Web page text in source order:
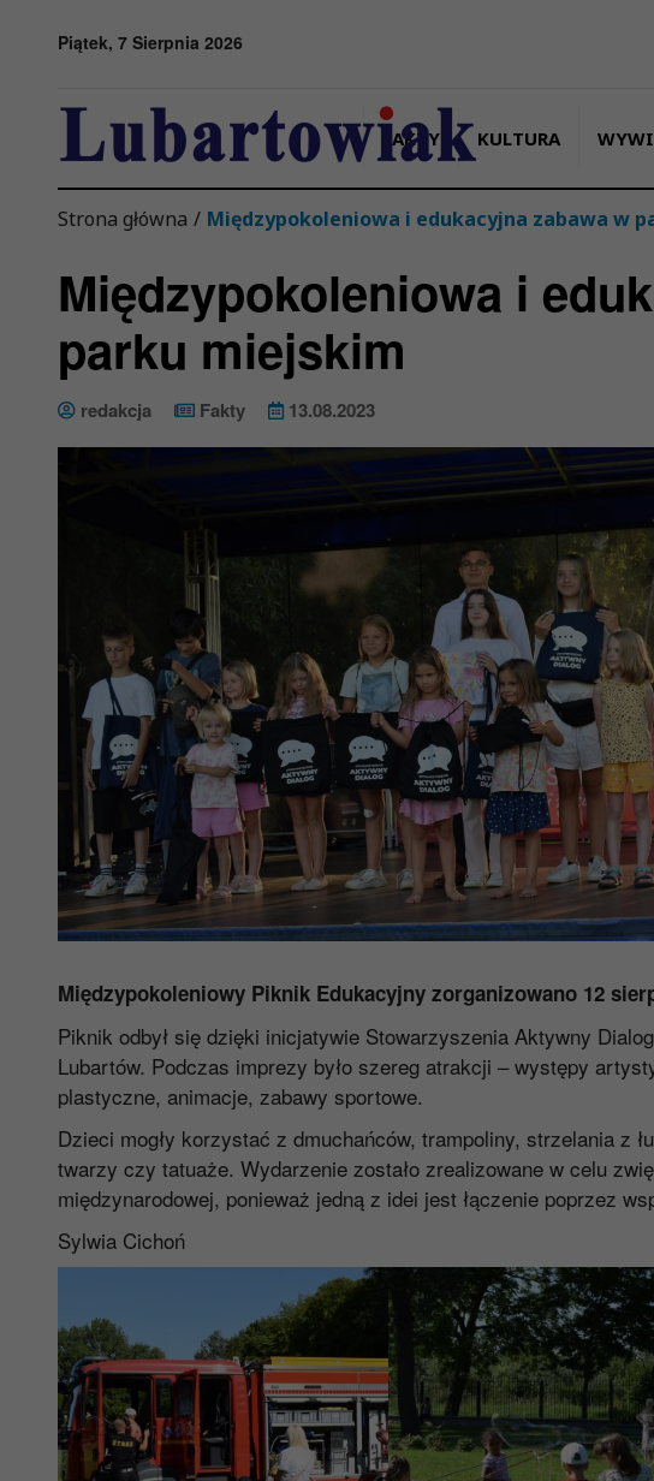
Piątek, 7 Sierpnia 2026
FAKTY KULTURA
Strona główna / Międzypokoleniowa i edukacyjna zabawa w
Międzypokoleniowa i
parku miejskim
redakcja Fakty 13.08.2023
Międzypokoleniowy Piknik Edukacyjny zorganizowano 12
Piknik odbył się dzięki inicjatywie Stowarzyszenia Aktywny
Lubartów. Podczas imprezy było szereg atrakcji – występy
plastyczne, animacje, zabawy sportowe.
Dzieci mogły korzystać z dmuchańców, trampoliny, strzelania z
twarzy czy tatuaże. Wydarzenie zostało zrealizowane w celu
międzynarodowej, ponieważ jedną z idei jest łączenie poprzez
Sylwia Cichoń